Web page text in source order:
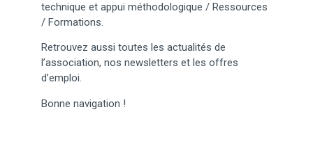
technique et appui méthodologique / Ressources
/ Formations.
Retrouvez aussi toutes les actualités de
l’association, nos newsletters et les offres
d’emploi.
Bonne navigation !